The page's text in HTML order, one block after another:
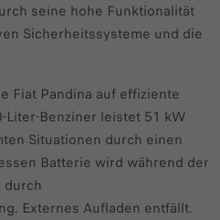
seine hohe Funktionalität
Sicherheitssysteme und die
Fiat Pandina auf effiziente
Liter-Benziner leistet 51 kW
Situationen durch einen
Batterie wird während der
durch
Externes Aufladen entfällt.